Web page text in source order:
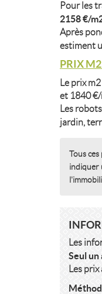
Pour les
2158 €/
Après
estiment
PRIX
Le prix
et 1840
Les
jardin,
Tous
indiquer
Les
Seul
Les prix